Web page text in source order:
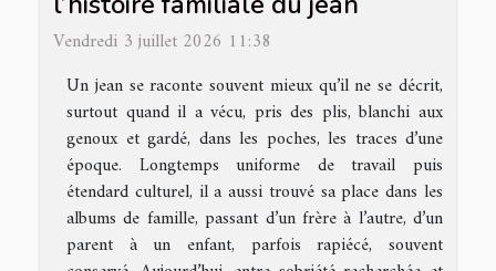
Vendredi 3 juillet 2026 11:38
Un jean se raconte souvent mieux qu’il ne se décrit,
surtout quand il a vécu, pris des plis, blanchi aux
genoux et gardé, dans les poches, les traces d’une
époque. Longtemps uniforme de travail puis
étendard culturel, il a aussi trouvé sa place dans les
albums de famille, passant d’un frère à l’autre, d’un
parent à un enfant, parfois rapiécé, souvent